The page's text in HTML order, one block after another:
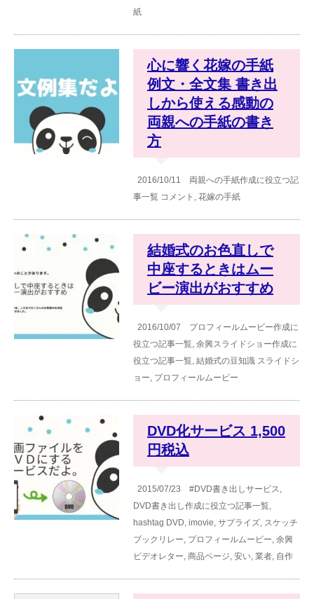
紙
心に響く花嫁の手紙
例文・全文集 書き出
しから使える感動の
両親への手紙の書き
方
2016/10/11
両親への手紙作成に役立つ記
事一覧 コメント , 花嫁の手紙
結婚式のお色直しで
中座するときはムー
ビー演出がおすすめ
2016/10/07
プロフィールムービー作成に
役立つ記事一覧, 余興スライドショー作成に
役立つ記事一覧, 結婚式の豆知識 スライドシ
ョー, プロフィールムービー
DVD化サービス 1,500
円税込
2015/07/23 #DVD書き出しサービス,
DVD書き出し作成に役立つ記事一覧,
hashtag DVD, imovie, サプライズ, スケッチ
ブックリレー, プロフィールムービー, 余興
ビデオレター, 商品ページ, 安い, 業者, 自作